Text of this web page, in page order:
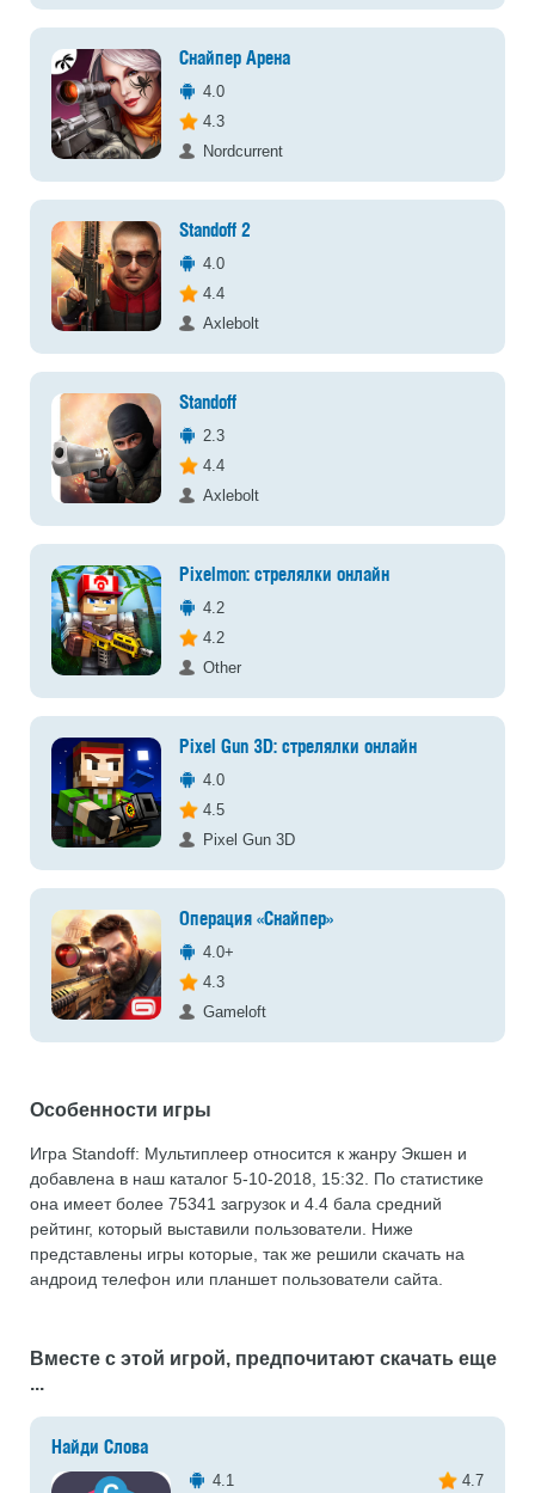
Снайпер Арена
4.0
4.3
Nordcurrent
Standoff 2
4.0
4.4
Axlebolt
Standoff
2.3
4.4
Axlebolt
Pixelmon: стрелялки онлайн
4.2
4.2
Other
Pixel Gun 3D: стрелялки онлайн
4.0
4.5
Pixel Gun 3D
Операция «Снайпер»
4.0+
4.3
Gameloft
Особенности игры
Игра Standoff: Мультиплеер относится к жанру Экшен и
добавлена в наш каталог 5-10-2018, 15:32. По статистике
она имеет более 75341 загрузок и 4.4 бала средний
рейтинг, который выставили пользователи. Ниже
представлены игры которые, так же решили скачать на
андроид телефон или планшет пользователи сайта.
Вместе с этой игрой, предпочитают скачать еще
...
Найди Слова
4.1
4.7